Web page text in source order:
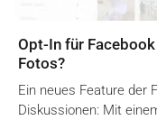
Opt-In für
Fotos?
Ein neues Feature der
Diskussionen: Mit